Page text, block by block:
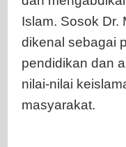
Islam. Sosok Dr.
dikenal sebagai
pendidikan dan
nilai-nilai
masyarakat.